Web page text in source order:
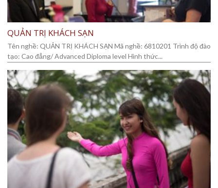
QUẢN TRỊ KHÁCH SẠN
Tên nghề: QUẢN TRỊ KHÁCH SẠN Mã nghề: 6810201 Trình độ đào
tạo: Cao đẳng/ Advanced Diploma level Hình thức...